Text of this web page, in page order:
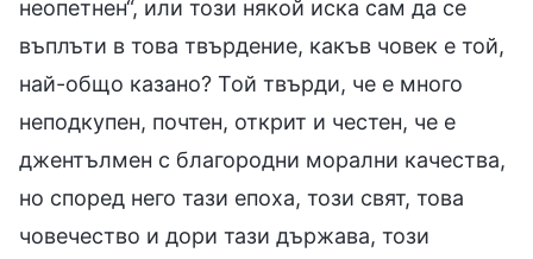
неопетнен“, или този някой иска сам да се
въплъти в това твърдение, какъв човек е той,
най-общо казано? Той твърди, че е много
неподкупен, почтен, открит и честен, че е
джентълмен с благородни морални качества,
но според него тази епоха, този свят, това
човечество и дори тази държава, този